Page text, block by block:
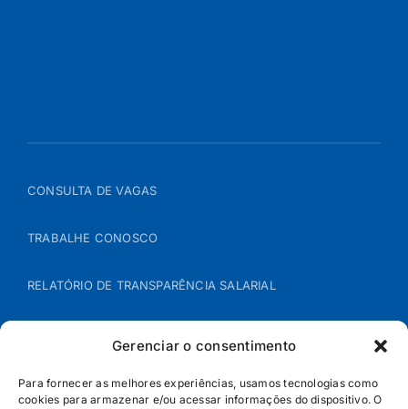
Gerenciar o consentimento
Para fornecer as melhores experiências, usamos tecnologias como
cookies para armazenar e/ou acessar informações do dispositivo. O
CONSULTA DE VAGAS
TRABALHE CONOSCO
RELATÓRIO DE TRANSPARÊNCIA SALARIAL
POLÍTICA DE COOKIES